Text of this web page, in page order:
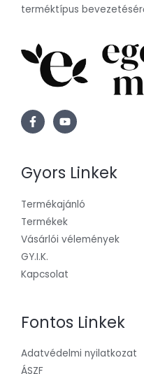
terméktípus
Gyors Linkek
Termékajánló
Termékek
Vásárlói vélemények
GY.I.K.
Kapcsolat
Fontos Linkek
Adatvédelmi nyilatkozat
ÁSZF